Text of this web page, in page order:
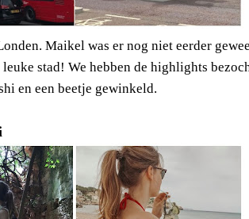
Maikel was er nog niet eerder
stad! We hebben de highlights
en een beetje gewinkeld.